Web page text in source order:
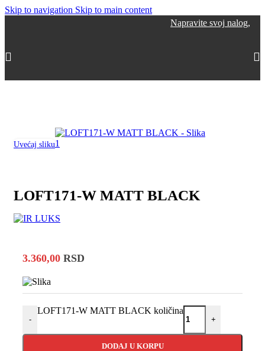
Skip to navigation Skip to main content
Napravite svoj nalog,
Uvećaj sliku
LOFT171-W MATT BLACK
3.360,00 RSD
-
LOFT171-W MATT BLACK količina
+
DODAJ U KORPU